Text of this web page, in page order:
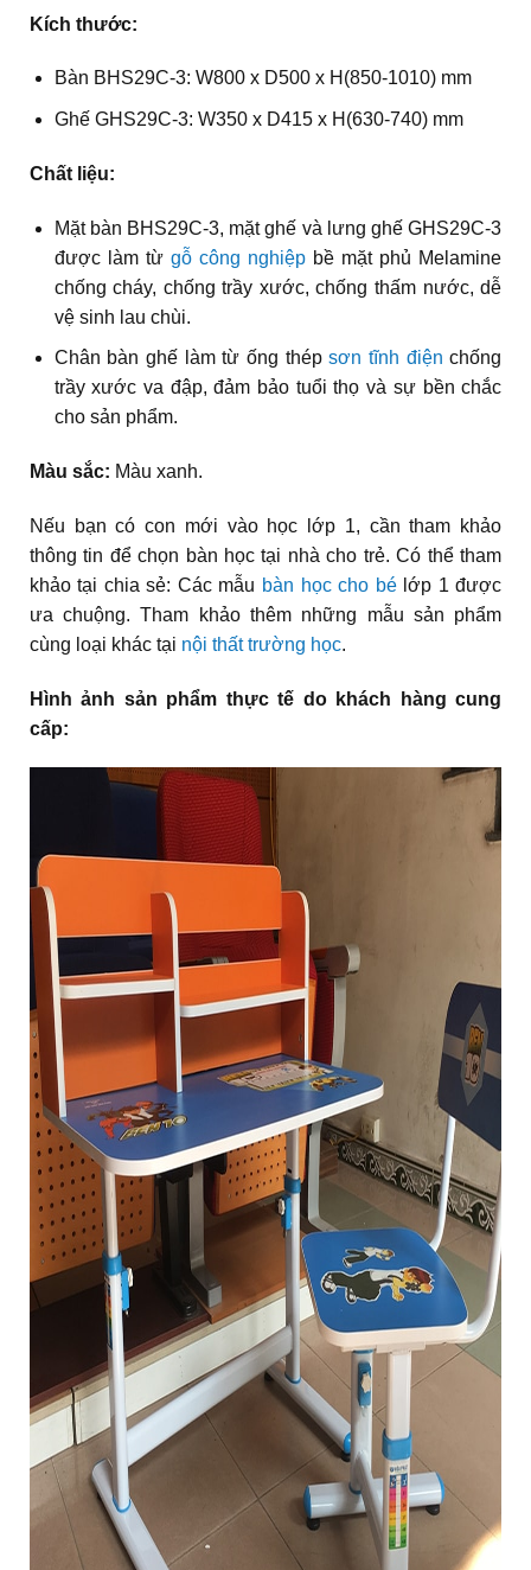
Kích thước:
Bàn BHS29C-3: W800 x D500 x H(850-1010) mm
Ghế GHS29C-3: W350 x D415 x H(630-740) mm
Chất liệu:
Mặt bàn BHS29C-3, mặt ghế và lưng ghế GHS29C-3
được làm từ gỗ công nghiệpbề mặt phủ Melamine
chống cháy, chống trầy xước, chống thấm nước, dễ
vệ sinh lau chùi.
Chân bàn ghế làm từ ống thépsơn tĩnh điện chống
trầy xước va đập, đảm bảo tuổi thọ và sự bền chắc
cho sản phẩm.
Màu sắc: Màu xanh.
Nếu bạn có con mới vào học lớp 1, cần tham khảo
thông tin để chọn bàn học tại nhà cho trẻ. Có thể tham
khảo tại chia sẻ: Các mẫu bàn học cho bélớp 1 được
ưa chuộng. Tham khảo thêm những mẫu sản phẩm
cùng loại khác tại nội thất trường học.
Hình ảnh sản phẩm thực tế do khách hàng cung
cấp: